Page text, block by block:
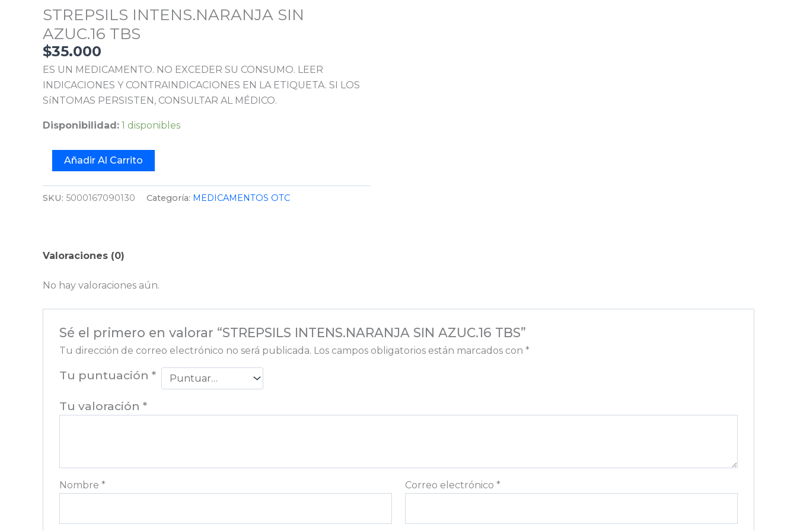
STREPSILS INTENS.NARANJA SIN
AZUC.16 TBS
$35.000
ES UN MEDICAMENTO. NO EXCEDER SU CONSUMO. LEER
INDICACIONES Y CONTRAINDICACIONES EN LA ETIQUETA. SI LOS
SíNTOMAS PERSISTEN, CONSULTAR AL MÉDICO.
Disponibilidad: 1 disponibles
Añadir Al Carrito
SKU: 5000167090130 Categoría: MEDICAMENTOS OTC
Valoraciones (0)
No hay valoraciones aún.
Sé el primero en valorar “STREPSILS INTENS.NARANJA SIN AZUC.16 TBS”
Tu dirección de correo electrónico no será publicada. Los campos obligatorios están marcados con *
Tu puntuación *
Tu valoración *
Nombre * Correo electrónico*